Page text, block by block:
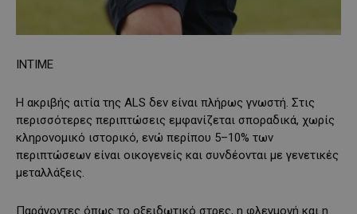
ΙΝΤΙΜΕ
Η ακριβής αιτία της ALS δεν είναι πλήρως γνωστή. Στις
περισσότερες περιπτώσεις εμφανίζεται σποραδικά, χωρίς
κληρονομικό ιστορικό, ενώ περίπου 5–10% των
περιπτώσεων είναι οικογενείς και συνδέονται με γενετικές
μεταλλάξεις.
Παράγοντες όπως το οξειδωτικό στρες, η φλεγμονή και η